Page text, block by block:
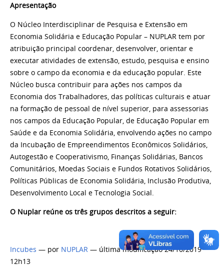
Apresentação
O Núcleo Interdisciplinar de Pesquisa e Extensão em
Economia Solidária e Educação Popular – NUPLAR tem por
atribuição principal coordenar, desenvolver, orientar e
executar atividades de extensão, estudo, pesquisa e ensino
sobre o campo da economia e da educação popular. Este
Núcleo busca contribuir para ações nos campos da
Economia dos Trabalhadores, das políticas culturais e atuar
na formação de pessoal de nível superior, para assessorias
nos campos da Educação Popular, de Educação Popular em
Saúde e da Economia Solidária, envolvendo ações no campo
da Incubação de Empreendimentos Econômicos Solidários,
Autogestão e Cooperativismo, Finanças Solidárias, Bancos
Comunitários, Moedas Sociais e Fundos Rotativos Solidários,
Políticas Públicas de Economia Solidária, Inclusão Produtiva,
Desenvolvimento Local e Tecnologia Social.
O Nuplar reúne os três grupos descritos a seguir:
Incubes — por NUPLAR — última modificação 24/10/2019
12h13